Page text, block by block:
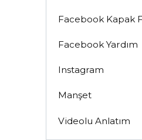
Facebook Kapak
Facebook Yardım
Instagram
Manşet
Videolu Anlatım